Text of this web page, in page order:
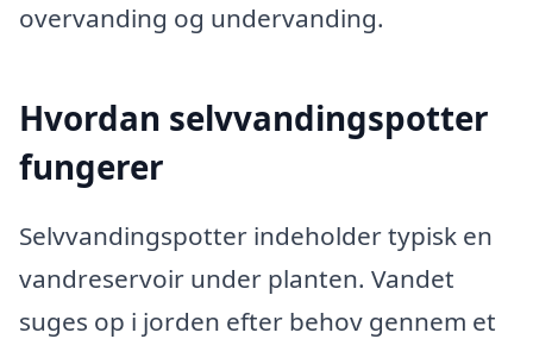
overvanding og undervanding.
Hvordan selvvandingspotter
fungerer
Selvvandingspotter indeholder typisk en
vandreservoir under planten. Vandet
suges op i jorden efter behov gennem et